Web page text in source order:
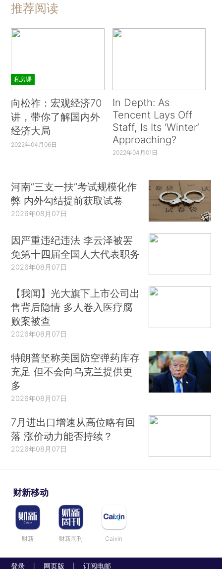
推荐阅读
私房课
向松祚：宏观经济70
讲，带你了解国内外
经济大局
2022年04月06日
In Depth: As
Tencent Lays Off
Staff, Is Its ‘Winter’
Approaching?
2022年04月01日
河南“三支一扶”考试规模化作
弊 内外勾结提前获取试卷
2026年08月07日
因严重违纪违法 李云泽被罢
免第十四届全国人大代表职务
2026年08月07日
【我闻】光大旗下上市公司出
售背后隐情 多人卷入医疗腐
败案被查
2026年08月07日
特朗普坚称美国防空弹药库存
充足 但不会向乌克兰提供更
多
2026年08月07日
7月进出口增速从高位略有回
落 涨价动力能否持续？
2026年08月07日
财新移动
财新 财新周刊 Caixin
登录 网页版 订阅电邮